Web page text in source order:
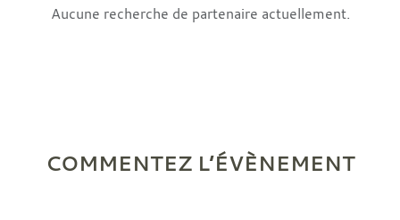
Aucune recherche de partenaire actuellement.
COMMENTEZ L’ÉVÈNEMENT